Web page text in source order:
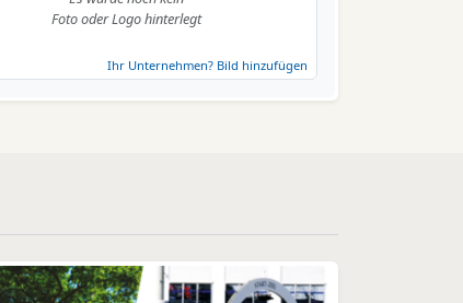
Foto oder Logo hinterlegt
Ihr Unternehmen? Bild hinzufügen